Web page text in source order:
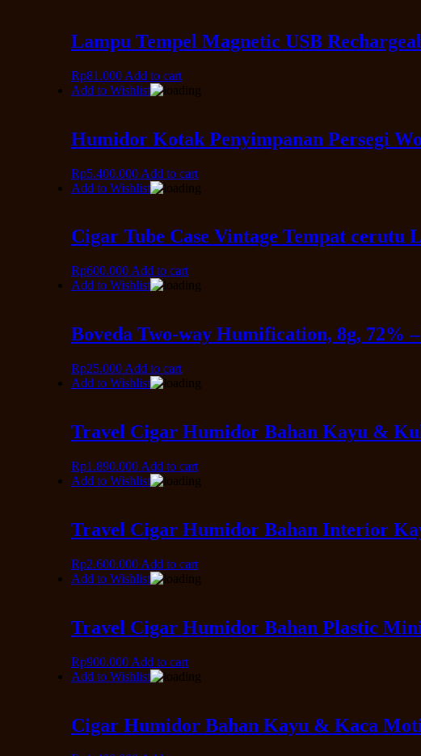
Lampu Tempel Magnetic USB
Rp81.000 Add to cart
Add to Wishlist
Humidor Kotak Penyimpanan Persegi
Rp5.400.000 Add to cart
Add to Wishlist
Cigar Tube Case Vintage Tempat cerutu
Rp600.000 Add to cart
Add to Wishlist
Boveda Two-way Humification, 8g,
Rp25.000 Add to cart
Add to Wishlist
Travel Cigar Humidor Bahan Kayu &
Rp1.890.000 Add to cart
Add to Wishlist
Travel Cigar Humidor Bahan Interior
Rp2.600.000 Add to cart
Add to Wishlist
Travel Cigar Humidor Bahan Plastic
Rp900.000 Add to cart
Add to Wishlist
Cigar Humidor Bahan Kayu & Kaca